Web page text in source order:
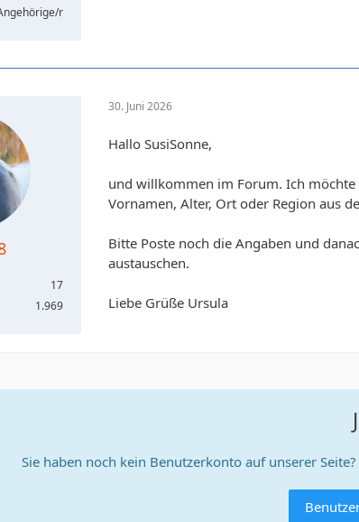
r
17
1.969
30. Juni 2026
Hallo SusiSonne,
und willkommen im Forum. Ich
Vornamen, Alter, Ort oder Region aus
Bitte Poste noch die Angaben und
austauschen.
Liebe Grüße Ursula
Sie haben noch kein Benutzerkonto auf unserer Seite?